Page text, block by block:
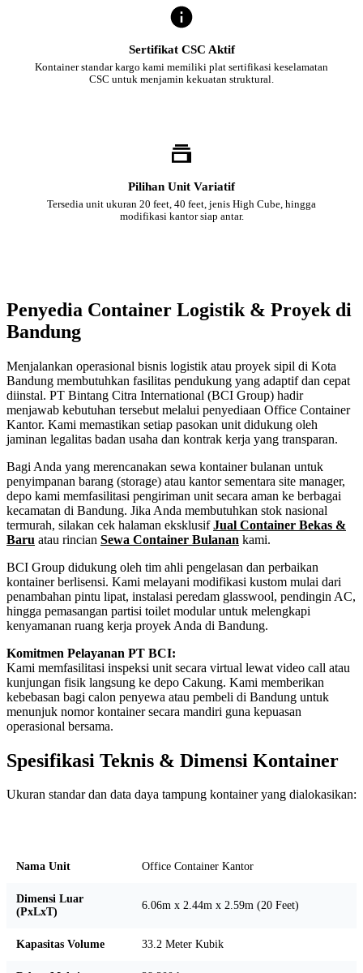
Sertifikat CSC Aktif
Kontainer standar kargo kami memiliki plat sertifikasi keselamatan
CSC untuk menjamin kekuatan struktural.
Pilihan Unit Variatif
Tersedia unit ukuran 20 feet, 40 feet, jenis High Cube, hingga
modifikasi kantor siap antar.
Penyedia Container Logistik & Proyek di
Bandung
Menjalankan operasional bisnis logistik atau proyek sipil di Kota
Bandung membutuhkan fasilitas pendukung yang adaptif dan cepat
diinstal. PT Bintang Citra International (BCI Group) hadir
menjawab kebutuhan tersebut melalui penyediaan Office Container
Kantor. Kami memastikan setiap pasokan unit didukung oleh
jaminan legalitas badan usaha dan kontrak kerja yang transparan.
Bagi Anda yang merencanakan sewa kontainer bulanan untuk
penyimpanan barang (storage) atau kantor sementara site manager,
depo kami memfasilitasi pengiriman unit secara aman ke berbagai
kecamatan di Bandung. Jika Anda membutuhkan stok nasional
termurah, silakan cek halaman eksklusifJual Container Bekas &
Baru atau rincian Sewa Container Bulanan kami.
BCI Group didukung oleh tim ahli pengelasan dan perbaikan
kontainer berlisensi. Kami melayani modifikasi kustom mulai dari
penambahan pintu lipat, instalasi peredam glasswool, pendingin AC,
hingga pemasangan partisi toilet modular untuk melengkapi
kenyamanan ruang kerja proyek Anda di Bandung.
Komitmen Pelayanan PT BCI:
Kami memfasilitasi inspeksi unit secara virtual lewat video call atau
kunjungan fisik langsung ke depo Cakung. Kami memberikan
kebebasan bagi calon penyewa atau pembeli di Bandung untuk
menunjuk nomor kontainer secara mandiri guna kepuasan
operasional bersama.
Spesifikasi Teknis & Dimensi Kontainer
Ukuran standar dan data daya tampung kontainer yang dialokasikan:
Nama Unit Office Container Kantor
Dimensi Luar
(PxLxT)
6.06m x 2.44m x 2.59m (20 Feet)
Kapasitas Volume 33.2 Meter Kubik